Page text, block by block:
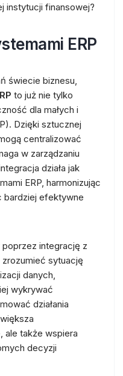
instytucji finansowej?
ERP
świecie biznesu,
to już nie tylko
dla małych i
Dzięki sztucznej
centralizować
w zarządzaniu
działa jak
ERP, harmonizując
bardziej efektywne
integrację z
sytuację
danych,
wykrywać
działania
, ale także wspiera
decyzji